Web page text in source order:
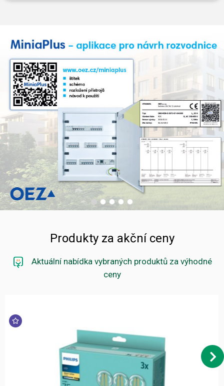
Produkty za akční ceny
Aktuální nabídka vybraných produktů za výhodné
ceny